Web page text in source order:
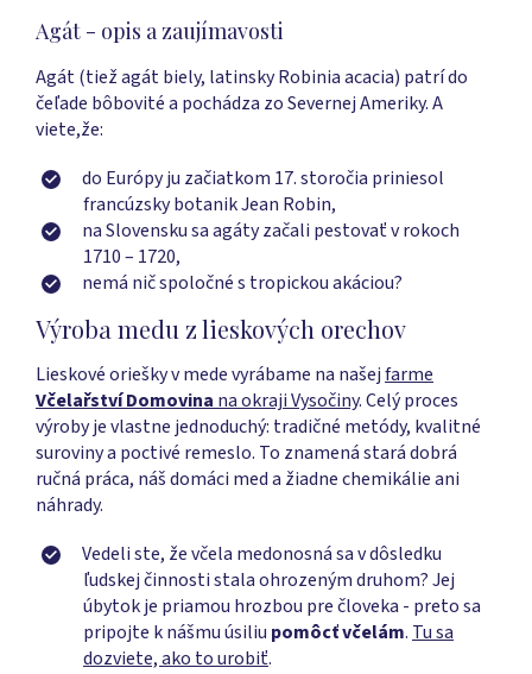
Agát - opis a zaujímavosti
Agát (tiež agát biely, latinsky Robinia acacia) patrí do
čeľade bôbovité a pochádza zo Severnej Ameriky. A
viete,že:
do Európy ju začiatkom 17. storočia priniesol
francúzsky botanik Jean Robin,
na Slovensku sa agáty začali pestovať v rokoch
1710 – 1720,
nemá nič spoločné s tropickou akáciou?
Výroba medu z lieskových orechov
Lieskové oriešky v mede vyrábame na našejfarme
VčelařstvíDomovina na okraji Vysočiny. Celý proces
výroby je vlastne jednoduchý: tradičné metódy, kvalitné
suroviny a poctivé remeslo. To znamená stará dobrá
ručná práca, náš domáci med a žiadne chemikálie ani
náhrady.
Vedeli ste, že včela medonosná sa v dôsledku
ľudskej činnosti stala ohrozeným druhom? Jej
úbytok je priamou hrozbou pre človeka - preto sa
pripojte k nášmu úsiliu pomôcť včelám. Tu sa
dozviete, ako to urobiť.